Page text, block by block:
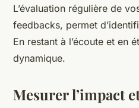
L’évaluation régulière de
feedbacks, permet
En restant à l’écoute et en
dynamique.
Mesurer l’impact